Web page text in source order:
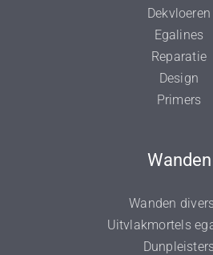
Dekvloeren
Egalines
Reparatie
Design
Primers
Wanden
Wanden
Uitvlakmortels